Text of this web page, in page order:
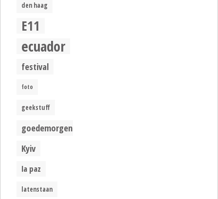
den haag
E11
ecuador
festival
foto
geekstuff
goedemorgen
Kyiv
la paz
latenstaan